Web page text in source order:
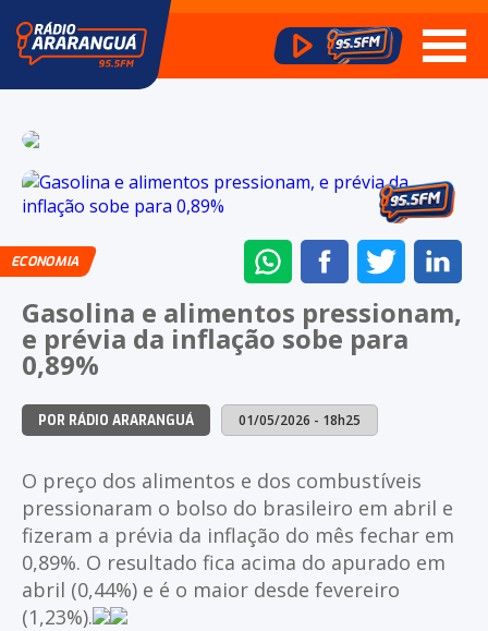
ECONOMIA
ENVIAR
NO
WHATSAPP
COMPARTILHAR
NO
FACEBOOK
NO
TWITTER
Gasolina e alimentos pressionam,
e prévia da inflação sobe para
0,89%
POR RÁDIO ARARANGUÁ 01/05/2026 - 18h25
O preço dos alimentos e dos combustíveis
pressionaram o bolso do brasileiro em abril e
fizeram a prévia da inflação do mês fechar em
0,89%. O resultado fica acima do apurado em
abril (0,44%) e é o maior desde fevereiro
(1,23%).